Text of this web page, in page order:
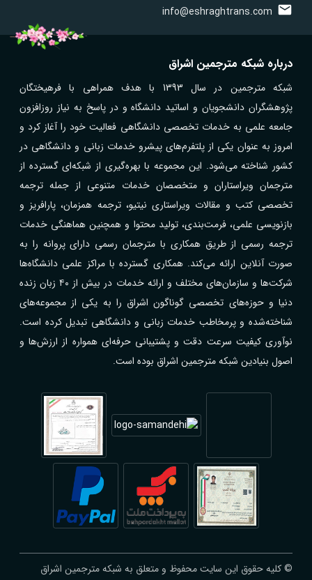
info@eshraghtrans.com
درباره شبکه مترجمین اشراق
شبکه مترجمین در سال 1393 با هدف همراهی با فرهیختگان
پژوهشگران دانشجویان و اساتید دانشگاه و در پاسخ به نیاز روزافزون
جامعه علمی به خدمات تخصصی دانشگاهی فعالیت خود را آغاز کرد و
امروز به عنوان یکی از پلتفرم‌های پیشرو خدمات زبانی و دانشگاهی در
کشور شناخته می‌شود. این مجموعه با بهره‌گیری از شبکه‌ای گسترده از
مترجمان ویراستاران و متخصصان خدمات متنوعی از جمله ترجمه
تخصصی کتب و مقالات ویراستاری نیتیو، ترجمه همزمان، پارافریز و
بازنویسی علمی، فرمت‌بندی، تولید محتوا و همچنین هماهنگی خدمات
ترجمه رسمی از طریق همکاری با مترجمان رسمی دارای پروانه را به
صورت آنلاین ارائه می‌کند. همکاری گسترده با مراکز علمی دانشگاه‌ها
شرکت‌ها و سازمان‌های مختلف و ارائه خدمات در بیش از ۴۰ زبان زنده
دنیا و حوزه‌های تخصصی گوناگون اشراق را به یکی از مجموعه‌های
شناخته‌شده و پرمخاطب خدمات زبانی و دانشگاهی تبدیل کرده است.
نوآوری کیفیت سرعت دقت و پشتیبانی حرفه‌ای همواره از ارزش‌ها و
اصول بنیادین شبکه مترجمین اشراق بوده است.
© کلیه حقوق این سایت محفوظ و متعلق به شبکه مترجمین اشراق